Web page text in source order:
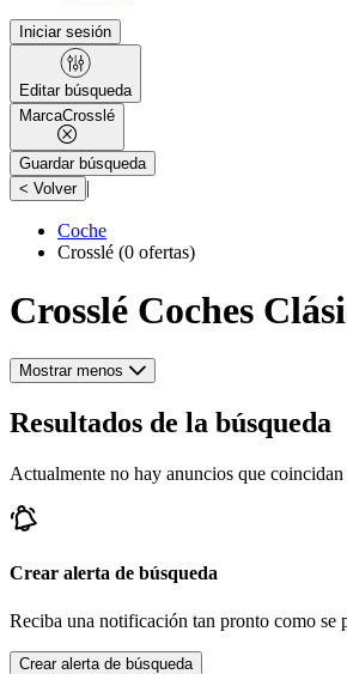
Iniciar sesión
Editar búsqueda
MarcaCrosslé
Guardar búsqueda
< Volver |
Coche
Crosslé (0 ofertas)
Crosslé Coches
Mostrar menos
Resultados de la búsqueda
Actualmente no hay anuncios que coincidan
Crear alerta de búsqueda
Reciba una notificación tan pronto como se
Crear alerta de búsqueda